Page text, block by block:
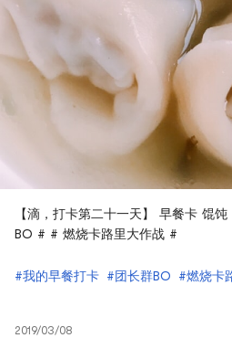
【滴，打卡第二十一天】 早餐卡 馄
BO # # 燃烧卡路里大作战 #
#我的早餐打卡 #团长群BO #燃烧卡
2019/03/08